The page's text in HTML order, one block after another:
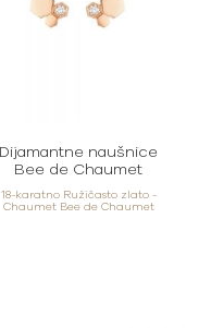
Dijamantne naušnice
Bee de Chaumet
18-karatno Ružičasto zlato -
Chaumet Bee de Chaumet